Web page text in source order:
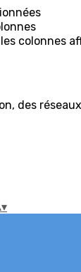
colonnes
des
▾